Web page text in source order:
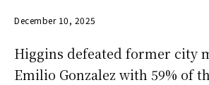
December 10, 2025
Higgins defeated former city
Emilio Gonzalez with 59% of